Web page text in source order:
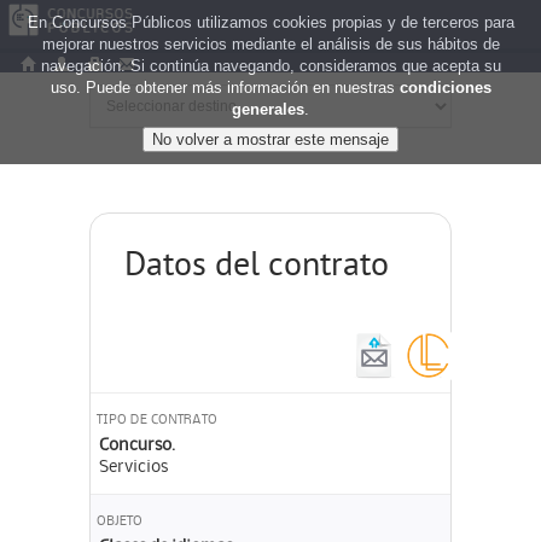
Datos del contrato
TIPO DE CONTRATO
Concurso.
Servicios
OBJETO
En Concursos Públicos utilizamos cookies propias y de terceros para
mejorar nuestros servicios mediante el análisis de sus hábitos de
navegación. Si continúa navegando, consideramos que acepta su
uso. Puede obtener más información en nuestras condiciones
generales.